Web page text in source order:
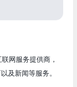
网服务提供商，
及新闻等服务。